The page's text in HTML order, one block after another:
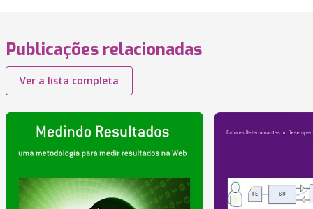
Publicações relacionadas
Ver a lista completa